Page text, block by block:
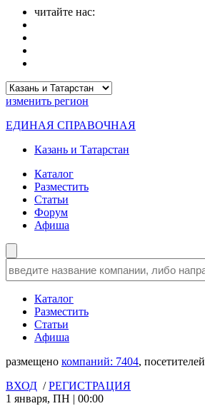
читайте нас:
изменить регион
ЕДИНАЯ СПРАВОЧНАЯ
Казань и Татарстан
Каталог
Разместить
Статьи
Форум
Афиша
Каталог
Разместить
Статьи
Афиша
размещено компаний: 7404, посетителей
ВХОД /РЕГИСТРАЦИЯ
1 января, ПН | 00:00